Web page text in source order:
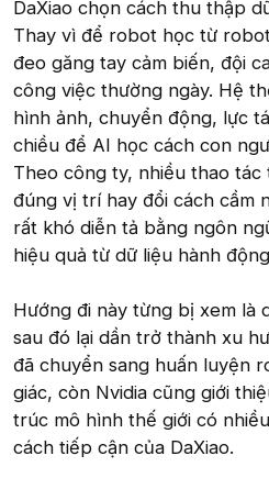
DaXiao chọn cách thu thập
Thay vì để robot học từ
đeo găng tay cảm biến, đội
công việc thường ngày. Hệ
hình ảnh, chuyển động, lực
chiều để AI học cách con
Theo công ty, nhiều thao
đúng vị trí hay đổi cách cầm
rất khó diễn tả bằng ngôn
hiệu quả từ dữ liệu hành
Hướng đi này từng bị xem là
sau đó lại dần trở thành xu
đã chuyển sang huấn luyện
giác, còn Nvidia cũng giới
trúc mô hình thế giới có
cách tiếp cận của DaXiao.